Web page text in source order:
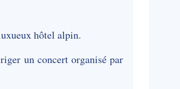
hôtel alpin.
un concert organisé par